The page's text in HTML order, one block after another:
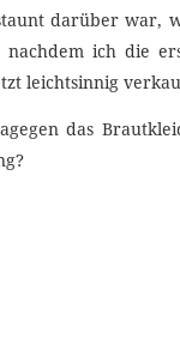
darüber war,
ich die
leichtsinnig
das